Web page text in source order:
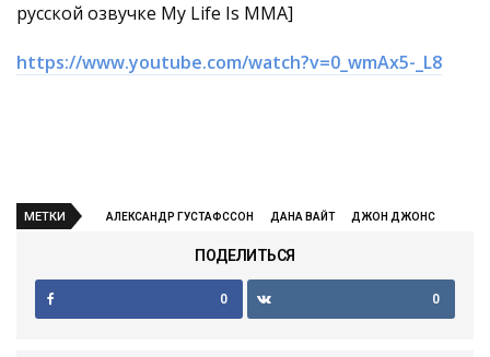
русской озвучке My Life Is MMA]
https://www.youtube.com/watch?v=0_wmAx5-_L8
МЕТКИ АЛЕКСАНДР ГУСТАФССОН ДАНА ВАЙТ ДЖОН ДЖОНС
ПОДЕЛИТЬСЯ
0 0